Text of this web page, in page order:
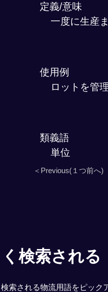
定義/意味
一度に生産
使用例
ロットを管
類義語
単位
＜Previous(１つ前へ)
検索される
検索される物流用語をピック